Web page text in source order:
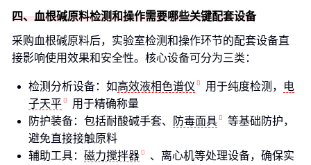
四、血根碱原料检测和操作需要哪些关键配套设备
采购血根碱原料后，实验室检测和操作环节的配套设备直
接影响使用效果和安全性。核心设备可分为三类：
检测分析设备：如高效液相色谱仪 用于纯度检测，
电
子天平
用于精确称量
防护装备：包括耐酸碱手套、
防毒面具
等基础防护，
避免直接接触原料
辅助工具： 磁力搅拌器
、离心机等处理设备，确保实